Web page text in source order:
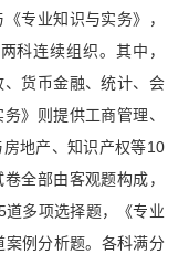
级经济师《工商
专业知识与实务》，
科连续组织。其中，
、货币金融、统计、会
》则提供工商管理、
地产、知识产权等10
全部由客观题构成，
道多项选择题，《专业
例分析题。各科满分